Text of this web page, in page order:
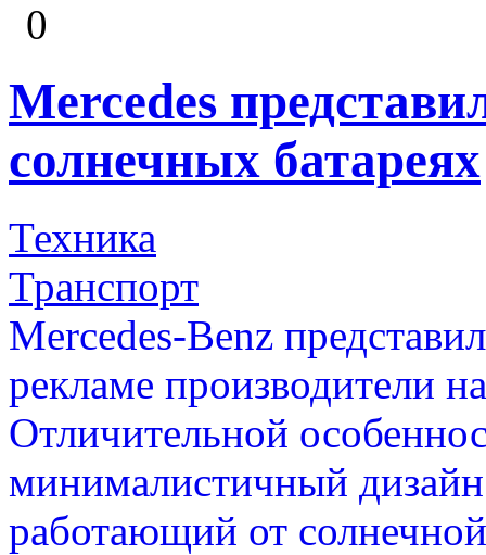
0
Mercedes
солнечных батареях
Техника
Транспорт
Mercedes-Benz
рекламе производители
Отличительной
минималистичный дизайн
работающий от